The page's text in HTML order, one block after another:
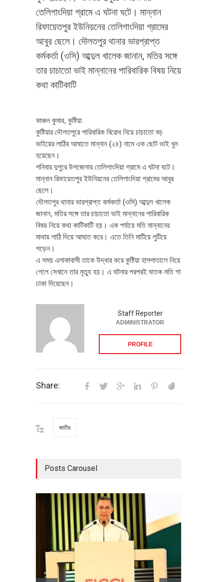
তেলিগাংদিয়া গ্রামে এ ঘটনা ঘটে। মান্নান
রিফায়েতপুর ইউনিয়নের তেলিগাংদিয়া গ্রামের
আবুর ছেলে। দৌলতপুর থানার ভারপ্রাপ্ত
কর্মকর্তা (ওসি) আব্দুল খালেক জানান, মতির সঙ্গে
তার চাচাতো ভাই মান্নানের পারিবারিক বিষয় নিয়ে
কথা কাটিকাটি
কাঞ্চন কুমার, কুষ্টিয়া
কুষ্টিয়ার দৌলতপুরে পারিবারিক বিরোধ নিয়ে চাচাতো বড়
ভাইয়ের লাঠির আঘাতে মান্নান (২৪) নামে এক ছোট ভাই খুন
হয়েছেন।
শনিবার দুপুরে উপজেলার তেলিগাংদিয়া গ্রামে এ ঘটনা ঘটে।
মান্নান রিফায়েতপুর ইউনিয়নের তেলিগাংদিয়া গ্রামের আবুর
ছেলে।
দৌলতপুর থানার ভারপ্রাপ্ত কর্মকর্তা (ওসি) আব্দুল খালেক
জানান, মতির সঙ্গে তার চাচাতো ভাই মান্নানের পারিবারিক
বিষয় নিয়ে কথা কাটিকাটি হয়। এক পর্যায়ে মতি মান্নানের
মাথায় লাঠি দিয়ে আঘাত করে। এতে তিনি মাটিয়ে লুটিয়ে
পড়েন।
এ সময় এলাকাবাসী তাকে উদ্ধার করে কুষ্টিয়া হাসপাতালে নিয়ে
গেলে সেখানে তার মৃত্যু হয়। এ ঘটনার পরপরই ঘাতক মতি গা
ঢাকা দিয়েছেন।
Staff Reporter
ADMINISTRATOR
PROFILE
Share:
জাতীয়
Posts Carousel